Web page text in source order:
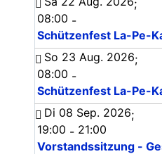
;
08:00 -
Schützenfest La-Pe-
So 23 Aug. 2026;
08:00 -
Schützenfest La-Pe-
Di 08 Sep. 2026;
19:00 - 21:00
Vorstandssitzung -